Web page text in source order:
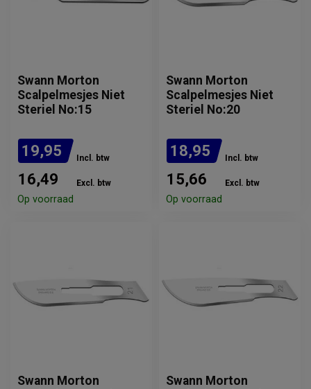
Swann Morton
Scalpelmesjes Niet
Steriel No:15
19,95 Incl. btw
16,49 Excl. btw
Op voorraad
Swann Morton
Scalpelmesjes Niet
Steriel No:20
18,95 Incl. btw
15,66 Excl. btw
Op voorraad
Swann Morton
Swann Morton